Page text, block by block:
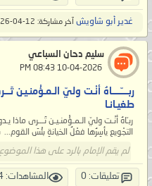
غدير أبو شاويش آخر مشاركة: 12-04-2026,
سليم دحان السباعي
ربــــّــــاهُ أنْـت وليّ الـمـؤْمنـيـن
طغيـانـا
ربـّاهُ أنْـت وليّ الـمـؤْمنـيـن تَـــرى ماذا
التجْويع يأسِرُها فعْلُ الخيانةِ بئْسَ القوم...
لم يقم الإمام بالرد على هذا الموضوع
تعليقات: 0 المشاهدات: 15,774